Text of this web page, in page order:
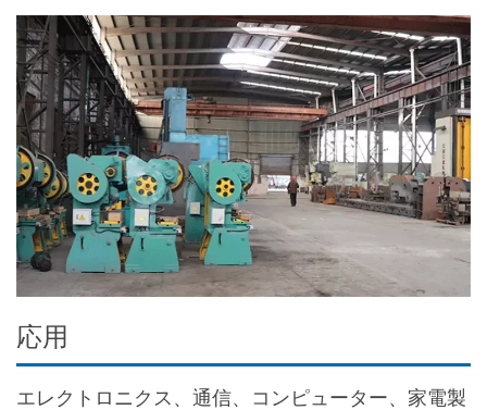
応用
エレクトロニクス、通信、コンピューター、家電製